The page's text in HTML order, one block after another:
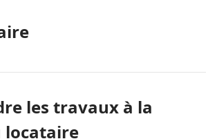
les travaux à la
locataire